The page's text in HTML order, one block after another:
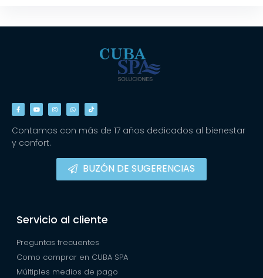
Contamos con más de 17 años dedicados al bienestar
y confort.
BUZÓN DE SUGERENCIAS
Servicio al cliente
Preguntas frecuentes
Como comprar en CUBA SPA
Múltiples medios de pago